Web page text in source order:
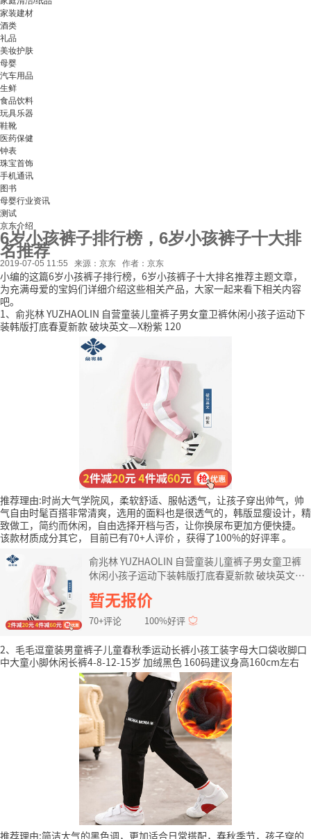
家装建材
酒类
礼品
美妆护肤
母婴
汽车用品
生鲜
食品饮料
玩具乐器
鞋靴
医药保健
钟表
珠宝首饰
手机通讯
图书
母婴行业资讯
测试
京东介绍
6岁小孩裤子排行榜，6岁小孩裤子十大排
名推荐
2019-07-05 11:55 来源：京东 作者：京东
小编的这篇6岁小孩裤子排行榜，6岁小孩裤子十大排名推荐主题文章，
为充满母爱的宝妈们详细介绍这些相关产品，大家一起来看下相关内容
吧。
1、俞兆林 YUZHAOLIN 自营童装儿童裤子男女童卫裤休闲小孩子运动下
装韩版打底春夏新款 破块英文—X粉紫 120
推荐理由:时尚大气学院风，柔软舒适、服帖透气，让孩子穿出帅气，帅
气自由时髦百搭非常清爽，选用的面料也是很透气的，韩版显瘦设计，精
致做工，简约而休闲，自由选择开档与否，让你换尿布更加方便快捷。
该款材质成分其它，
目前已有70+人评价 ，获得了100%的好评率。
俞兆林 YUZHAOLIN 自营童装儿童裤子男女童卫裤
休闲小孩子运动下装韩版打底春夏新款 破块英文—
X粉紫 120
暂无报价
70+评论 100%好评
2、毛毛逗童装男童裤子儿童春秋季运动长裤小孩工装字母大口袋收脚口
中大童小脚休闲长裤4-8-12-15岁 加绒黑色 160码建议身高160cm左右
推荐理由:简洁大气的黑色调，更加适合日常搭配，春秋季节，孩子穿的